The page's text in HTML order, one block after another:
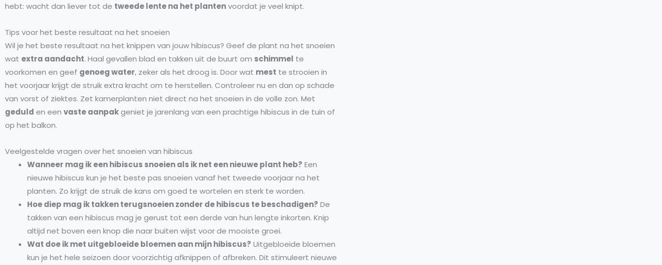
hebt: wacht dan liever tot de tweede lente na het plantenvoordat je veel knipt.
Tips voor het beste resultaat na het snoeien
Wil je het beste resultaat na het knippen van jouw hibiscus? Geef de plant na het snoeien
wat extra aandacht. Haal gevallen blad en takken uit de buurt om schimmel te
voorkomen en geef genoeg water, zeker als het droog is. Door wat mest te strooien in
het voorjaar krijgt de struik extra kracht om te herstellen. Controleer nu en dan op schade
van vorst of ziektes. Zet kamerplanten niet direct na het snoeien in de volle zon. Met
geduld en een vaste aanpakgeniet je jarenlang van een prachtige hibiscus in de tuin of
op het balkon.
Veelgestelde vragen over het snoeien van hibiscus
Wanneer mag ik een hibiscus snoeien als ik net een nieuwe plant heb? Een
nieuwe hibiscus kun je het beste pas snoeien vanaf het tweede voorjaar na het
planten. Zo krijgt de struik de kans om goed te wortelen en sterk te worden.
Hoe diep mag ik takken terugsnoeien zonder de hibiscus te beschadigen? De
takken van een hibiscus mag je gerust tot een derde van hun lengte inkorten. Knip
altijd net boven een knop die naar buiten wijst voor de mooiste groei.
Wat doe ik met uitgebloeide bloemen aan mijn hibiscus? Uitgebloeide bloemen
kun je het hele seizoen door voorzichtig afknippen of afbreken. Dit stimuleert nieuwe